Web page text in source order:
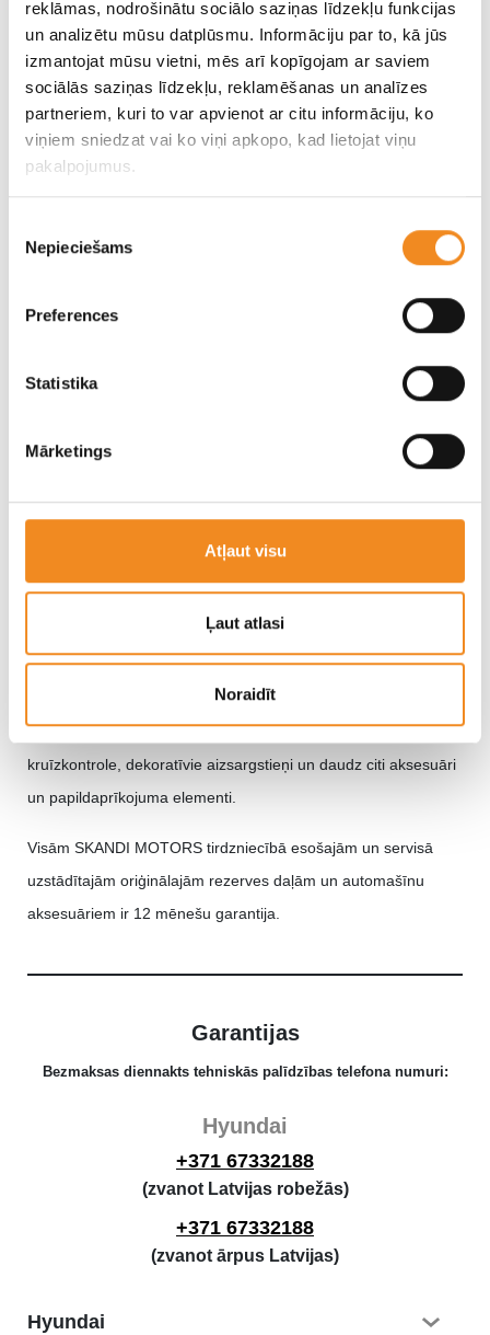
reklāmas, nodrošinātu sociālo saziņas līdzekļu funkcijas
un analizētu mūsu datplūsmu. Informāciju par to, kā jūs
izmantojat mūsu vietni, mēs arī kopīgojam ar saviem
sociālās saziņas līdzekļu, reklamēšanas un analīzes
partneriem, kuri to var apvienot ar citu informāciju, ko
viņiem sniedzat vai ko viņi apkopo, kad lietojat viņu
pakalpojumus.
izvēle
Nepieciešams
Preferences
Statistika
Mārketings
Atļaut visu
Ļaut atlasi
Noraidīt
Rezerves daļas un aksesuāri
Rezerves daļu mazumtirdzniecība
SKANDI MOTORS priekšrocība ir vairāk nekā 10 gadu
zināšanas dod iespēju sniegt elastīgu un konkurētspējīgu
īpašniekiem. Lai operatīvi reaģētu uz mūsu klientu vēlmēm,
oriģinālās, gan kvalitatīvas analogās rezerves daļas Hyundai,
saviem klientiem nodrošinām kvalitatīvas rezerves daļas
rezerves daļas par izdevīgām cenām pēcgarantijas periodā.
Pie mums iespējams iegādāties un uzstādīt oriģinālos
Hyundai, Nissan, ŠKODA un Mitsubishi aksesuārus. Papildu
oriģinālajiem aksesuāriem SKANDI MOTORS piedāvā
kvalitatīvus analogos aksesuārus un papildaprīkojumu.
Piedāvājuma klāstā ir aksesuāri sākot no telefona turētājiem
līdz tādam papildaprīkojumam kā autonomā apsilde,
kruīzkontrole, dekoratīvie aizsargstieņi un daudz citi aksesuāri
un papildaprīkojuma elementi.
Visām SKANDI MOTORS tirdzniecībā esošajām un servisā
uzstādītajām oriģinālajām rezerves daļām un automašīnu
aksesuāriem ir 12 mēnešu garantija.
Garantijas
Bezmaksas diennakts tehniskās palīdzības telefona numuri:
Hyundai
+371 67332188
(zvanot Latvijas robežās)
+371 67332188
(zvanot ārpus Latvijas)
Hyundai